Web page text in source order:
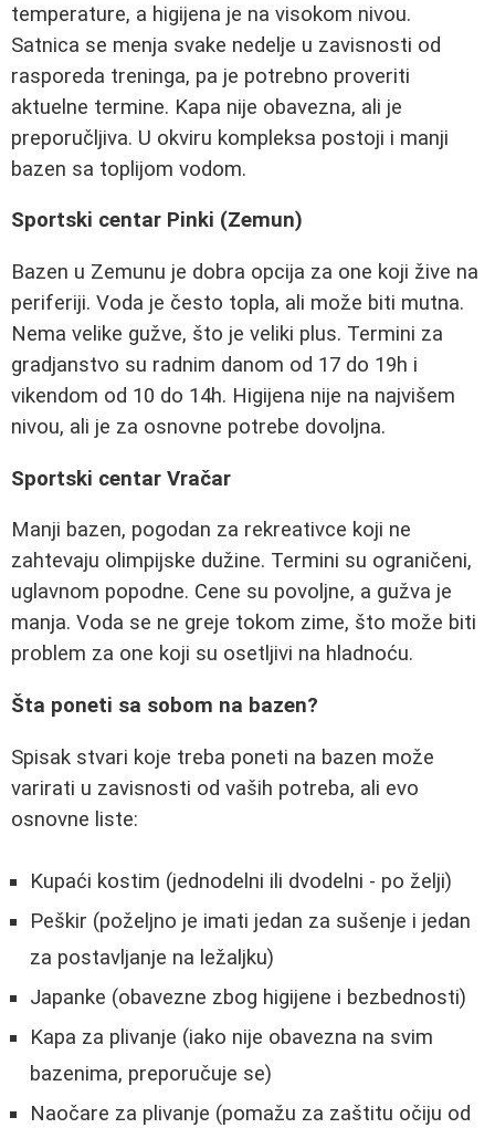
temperature, a higijena je na visokom nivou.
Satnica se menja svake nedelje u zavisnosti od
rasporeda treninga, pa je potrebno proveriti
aktuelne termine. Kapa nije obavezna, ali je
preporučljiva. U okviru kompleksa postoji i manji
bazen sa toplijom vodom.
Sportski centar Pinki (Zemun)
Bazen u Zemunu je dobra opcija za one koji žive na
periferiji. Voda je često topla, ali može biti mutna.
Nema velike gužve, što je veliki plus. Termini za
gradjanstvo su radnim danom od 17 do 19h i
vikendom od 10 do 14h. Higijena nije na najvišem
nivou, ali je za osnovne potrebe dovoljna.
Sportski centar Vračar
Manji bazen, pogodan za rekreativce koji ne
zahtevaju olimpijske dužine. Termini su ograničeni,
uglavnom popodne. Cene su povoljne, a gužva je
manja. Voda se ne greje tokom zime, što može biti
problem za one koji su osetljivi na hladnoću.
Šta poneti sa sobom na bazen?
Spisak stvari koje treba poneti na bazen može
varirati u zavisnosti od vaših potreba, ali evo
osnovne liste:
Kupaći kostim (jednodelni ili dvodelni - po želji)
Peškir (poželjno je imati jedan za sušenje i jedan
za postavljanje na ležaljku)
Japanke (obavezne zbog higijene i bezbednosti)
Kapa za plivanje (iako nije obavezna na svim
bazenima, preporučuje se)
Naočare za plivanje (pomažu za zaštitu očiju od